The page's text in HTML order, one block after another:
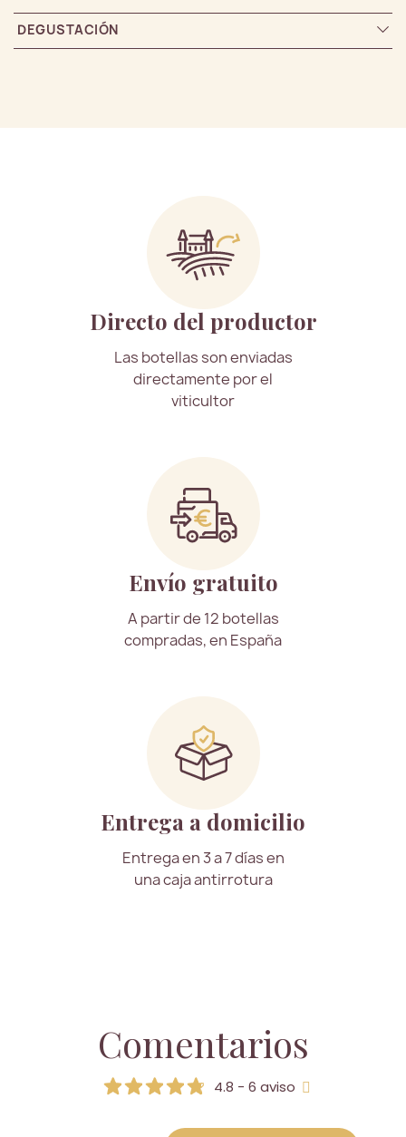
DEGUSTACIÓN
Directo del productor
Las botellas son enviadas
directamente por el
viticultor
Envío gratuito
A partir de 12 botellas
compradas, en España
Entrega a domicilio
Entrega en 3 a 7 días en
una caja antirrotura
Comentarios
4.8 - 6 aviso